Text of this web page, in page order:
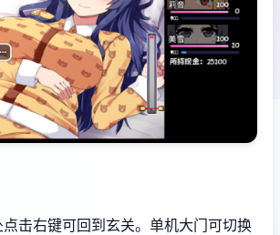
击右键可回到玄关。 单机大门可切换